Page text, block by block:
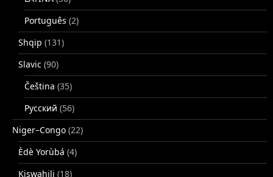
Português (2)
Shqip (131)
Slavic (90)
Čeština (35)
Русский (56)
Niger–Congo (22)
Èdè Yorùbá (4)
Kiswahili (18)